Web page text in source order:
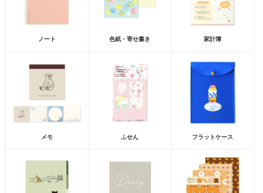
ノート 色紙・寄せ書き 家計簿
メモ ふせん フラットケース